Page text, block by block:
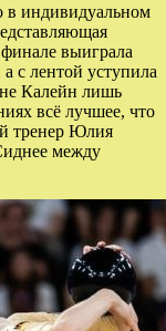
в индивидуальном
выиграла
с лентой уступила
Калейн лишь
всё лучшее, что
тренер Юлия
между